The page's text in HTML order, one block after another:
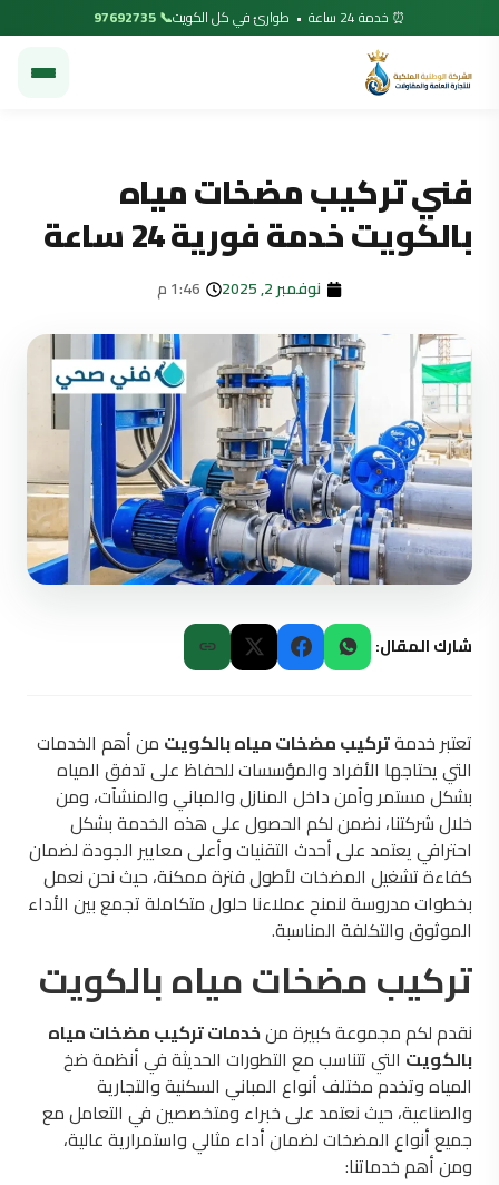
⏰ خدمة 24 ساعة • طوارئ في كل الكويت 📞 97692735
فني تركيب مضخات مياه
بالكويت خدمة فورية 24 ساعة
نوفمبر 2, 2025 1:46 م
شارك المقال:
تعتبر خدمةتركيب مضخات مياه بالكويتمن أهم الخدمات
التي يحتاجها الأفراد والمؤسسات للحفاظ على تدفق المياه
بشكل مستمر وآمن داخل المنازل والمباني والمنشآت، ومن
خلال شركتنا، نضمن لكم الحصول على هذه الخدمة بشكل
احترافي يعتمد على أحدث التقنيات وأعلى معايير الجودة لضمان
كفاءة تشغيل المضخات لأطول فترة ممكنة، حيث نحن نعمل
بخطوات مدروسة لنمنح عملاءنا حلول متكاملة تجمع بين الأداء
الموثوق والتكلفة المناسبة.
تركيب مضخات مياه بالكويت
نقدم لكم مجموعة كبيرة منخدمات تركيب مضخات مياه
بالكويتالتي تتناسب مع التطورات الحديثة في أنظمة ضخ
المياه وتخدم مختلف أنواع المباني السكنية والتجارية
والصناعية، حيث نعتمد على خبراء ومتخصصين في التعامل مع
جميع أنواع المضخات لضمان أداء مثالي واستمرارية عالية،
ومن أهم خدماتنا: